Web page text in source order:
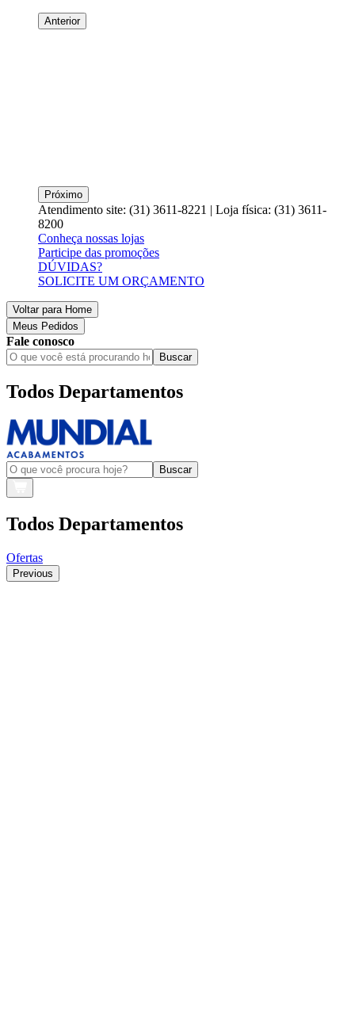
Anterior
Próximo
Atendimento site: (31) 3611-8221 | Loja física: (31) 3611-
8200
Conheça nossas lojas
Participe das promoções
DÚVIDAS?
SOLICITE UM ORÇAMENTO
Voltar para Home
Meus Pedidos
Fale conosco
Buscar
Todos Departamentos
Buscar
Todos Departamentos
Ofertas
Previous